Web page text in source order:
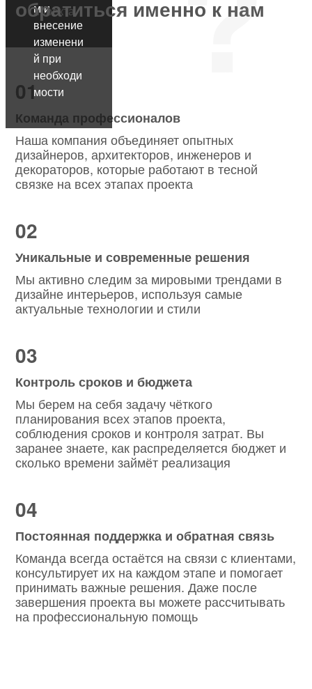
проекта
м и
внесение
изменени
й при
необходи
мости
обратиться именно к нам
01
Команда профессионалов
Наша компания объединяет опытных
дизайнеров, архитекторов, инженеров и
декораторов, которые работают в тесной
связке на всех этапах проекта
02
Уникальные и современные решения
Мы активно следим за мировыми трендами в
дизайне интерьеров, используя самые
актуальные технологии и стили
03
Контроль сроков и бюджета
Мы берем на себя задачу чёткого
планирования всех этапов проекта,
соблюдения сроков и контроля затрат. Вы
заранее знаете, как распределяется бюджет и
сколько времени займёт реализация
04
Постоянная поддержка и обратная связь
Команда всегда остаётся на связи с клиентами,
консультирует их на каждом этапе и помогает
принимать важные решения. Даже после
завершения проекта вы можете рассчитывать
на профессиональную помощь